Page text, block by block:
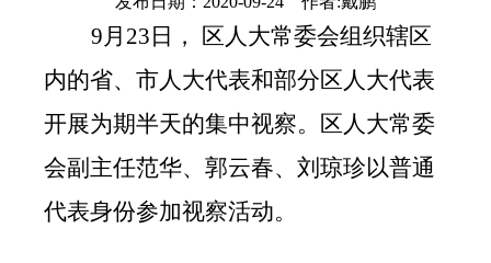
9月23日， 区人大常委会组织辖区
内的省、市人大代表和部分区人大代表
开展为期半天的集中视察。区人大常委
会副主任范华、郭云春、刘琼珍以普通
代表身份参加视察活动。